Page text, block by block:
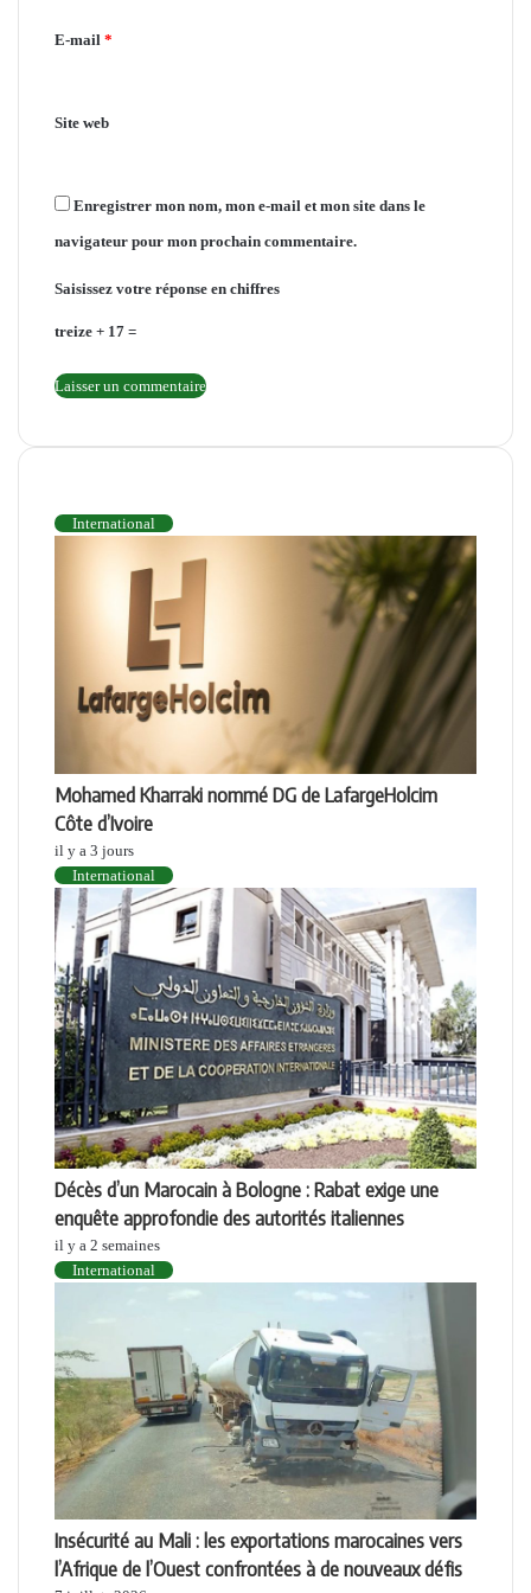
i
E-mail *
Site web
Enregistrer mon nom, mon e-mail et mon site dans le
navigateur pour mon prochain commentaire.
Saisissez votre réponse en chiffres
treize + 17 =
International
Mohamed Kharraki nommé DG de LafargeHolcim
Côte d’Ivoire
il y a 3 jours
International
Décès d’un Marocain à Bologne : Rabat exige une
enquête approfondie des autorités italiennes
il y a 2 semaines
International
Insécurité au Mali : les exportations marocaines vers
l’Afrique de l’Ouest confrontées à de nouveaux défis